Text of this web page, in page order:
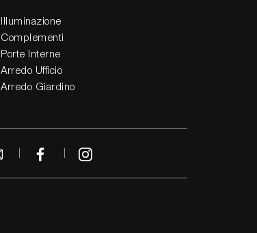
Illuminazione
Complementi
Porte Interne
Arredo Ufficio
Arredo Giardino